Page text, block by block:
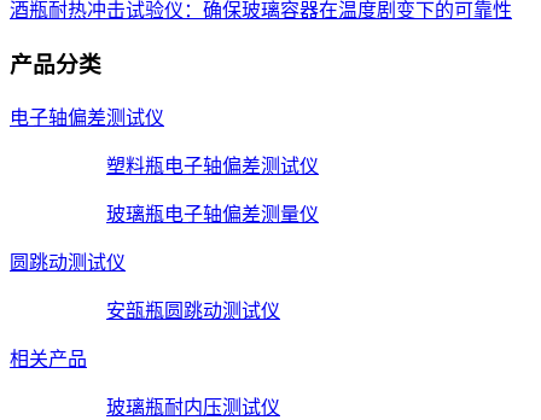
酒瓶耐热冲击试验仪：确保玻璃容器在温度剧变下的可靠性
产品分类
电子轴偏差测试仪
塑料瓶电子轴偏差测试仪
玻璃瓶电子轴偏差测量仪
圆跳动测试仪
安瓿瓶圆跳动测试仪
相关产品
玻璃瓶耐内压测试仪